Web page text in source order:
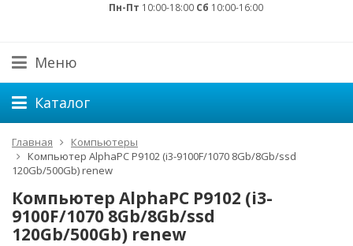
Пн-Пт 10:00-18:00 Сб 10:00-16:00
Меню
Каталог
Главная
Компьютеры
Компьютер AlphaPC P9102 (i3-9100F/1070 8Gb/8Gb/ssd
120Gb/500Gb) renew
Компьютер AlphaPC P9102 (i3-
9100F/1070 8Gb/8Gb/ssd
120Gb/500Gb) renew